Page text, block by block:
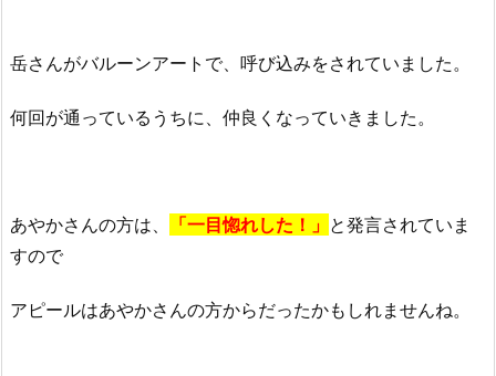
岳さんがバルーンアートで、呼び込みをされていました。
何回が通っているうちに、仲良くなっていきました。
あやかさんの方は、 「一目惚れした！」 と発言されていま
すので
アピールはあやかさんの方からだったかもしれませんね。